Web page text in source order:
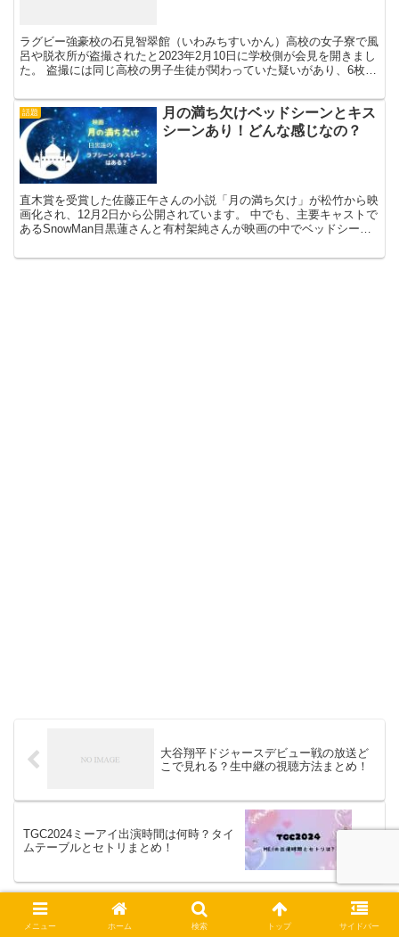
ラグビー強豪校の石見智翠館（いわみちすいかん）高校の女子寮で風
呂や脱衣所が盗撮されたと2023年2月10日に学校側が会見を開きまし
た。 盗撮には同じ高校の男子生徒が関わっていた疑いがあり、6枚の
話題
月の満ち欠けベッドシーンとキス
シーンあり！どんな感じなの？
直木賞を受賞した佐藤正午さんの小説「月の満ち欠け」が松竹から映
画化され、12月2日から公開されています。 中でも、主要キャストで
あるSnowMan目黒蓮さんと有村架純さんが映画の中でベッドシーン
大谷翔平ドジャースデビュー戦の放送ど
こで見れる？生中継の視聴方法まとめ！
TGC2024ミーアイ出演時間は何時？タイ
ムテーブルとセトリまとめ！
ホーム 話題
メニュー ホーム 検索 トップ サイドバー